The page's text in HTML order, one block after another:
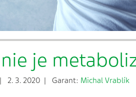
je
2. 3. 2020 | Garant: Michal Vrablík